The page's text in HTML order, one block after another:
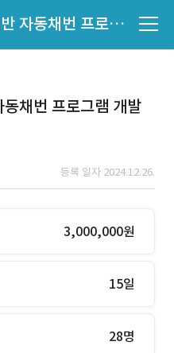
Windows 탐색기 기반 자동채번 프로그램 개발
채번 프로그램 개발
등록 일자 2024.12.26.
3,000,000원
15일
28명